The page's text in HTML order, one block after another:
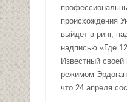
происхождения
выйдет в ринг,
надписью «Где
Известный
режимом
что 24 апреля